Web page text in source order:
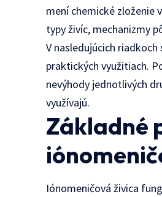
mení chemické zloženie
typy živíc, mechanizmy
V nasledujúcich
praktických využitiach.
nevýhody jednotlivých
využívajú.
Základné
Iónomeničová živica